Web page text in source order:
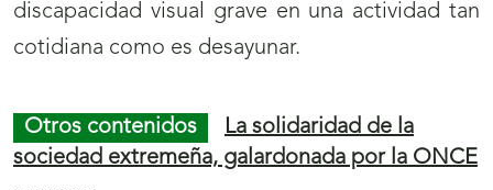
discapacidad visual grave en una actividad tan
cotidiana como es desayunar.
Otros contenidos
La solidaridad de la
sociedad extremeña, galardonada por la ONCE